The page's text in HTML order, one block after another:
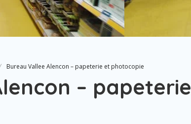
Bureau Vallee Alencon – papeterie et photocopie
– papeterie